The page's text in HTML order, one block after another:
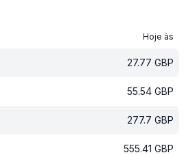
Hoje às
27.77 GBP
55.54 GBP
277.7 GBP
555.41 GBP